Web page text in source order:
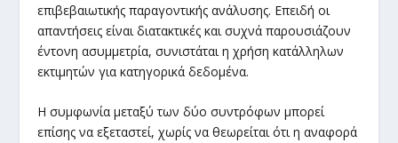
επιβεβαιωτικής παραγοντικής ανάλυσης. Επειδή οι
απαντήσεις είναι διατακτικές και συχνά παρουσιάζουν
έντονη ασυμμετρία, συνιστάται η χρήση κατάλληλων
εκτιμητών για κατηγορικά δεδομένα.
Η συμφωνία μεταξύ των δύο συντρόφων μπορεί
επίσης να εξεταστεί, χωρίς να θεωρείται ότι η αναφορά